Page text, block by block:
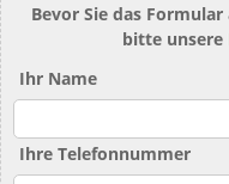
Bevor Sie das
bitte unsere
Ihr Name
Ihre Telefonnummer